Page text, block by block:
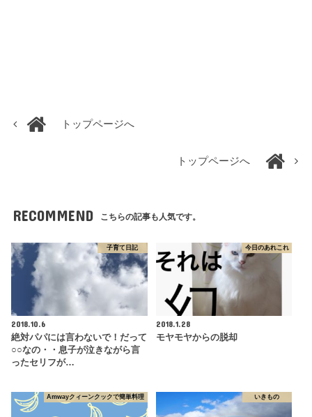
トップページへ
トップページへ
RECOMMEND こちらの記事も人気です。
子育て日記
2018.10.6
絶対パパには言わないで！だって
○○なの・・息子が泣きながら言
ったセリフが…
今日のあれこれ
2018.1.28
モヤモヤからの脱却
Amwayクィーンクックで簡単料理 いきもの